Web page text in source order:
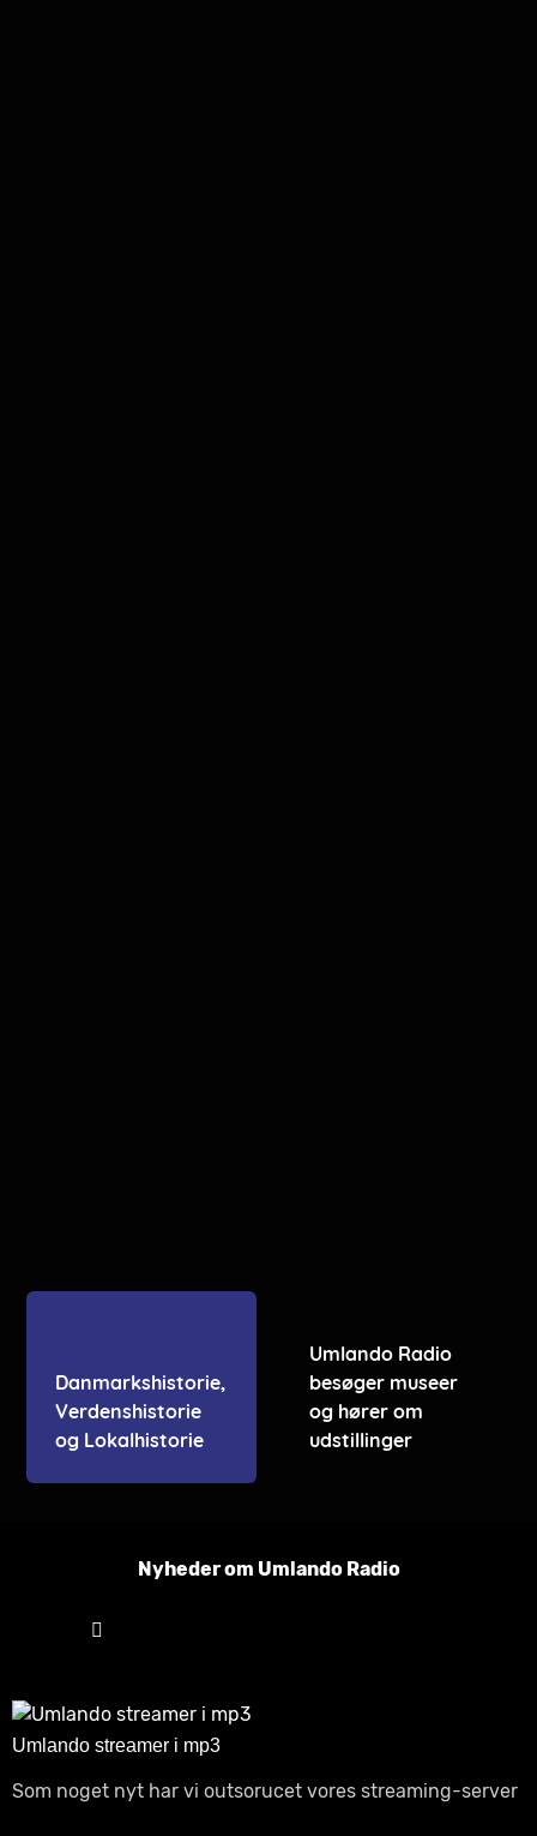
Danmarkshistorie,
Verdenshistorie
og Lokalhistorie
Umlando Radio
besøger museer
og hører om
udstillinger
Nyheder om Umlando Radio
Umlando streamer i mp3
Som noget nyt har vi outsorucet vores streaming-server